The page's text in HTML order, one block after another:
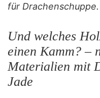
für Drachenschuppe.
Und welches
einen Kamm? –
Materialien mit
Jade